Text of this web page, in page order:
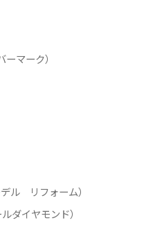
マーク）
ル リフォーム）
ダイヤモンド）